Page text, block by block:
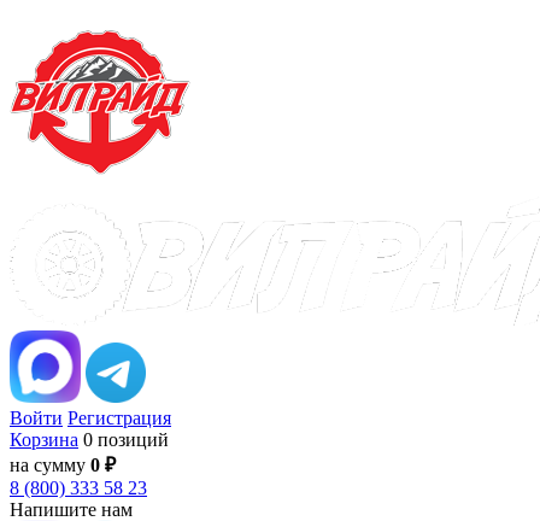
Войти Регистрация
Корзина 0 позиций
на сумму 0 ₽
8 (800) 333 58 23
Напишите нам